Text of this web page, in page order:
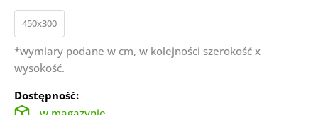
450x300
*wymiary podane w cm, w kolejności szerokość x
wysokość.
Dostępność: